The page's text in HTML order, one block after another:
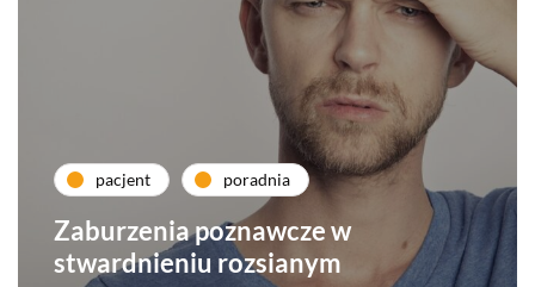
pacjent poradnia
Zaburzenia poznawcze w
stwardnieniu rozsianym